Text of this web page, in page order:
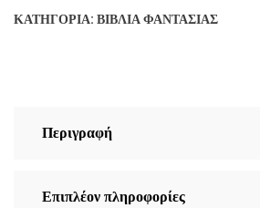
ΚΑΤΗΓΟΡΊΑ: ΒΙΒΛΊΑ ΦΑΝΤΑΣΊΑΣ
Περιγραφή
Επιπλέον πληροφορίες